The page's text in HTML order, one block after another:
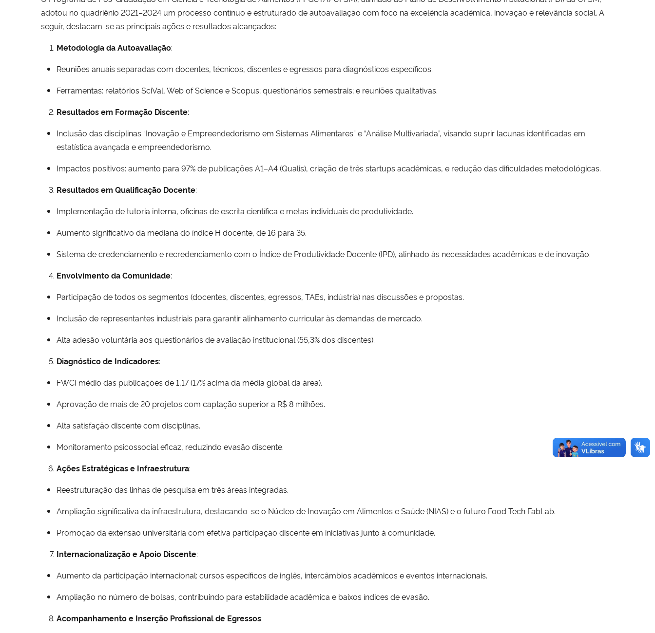
adotou no quadriênio 2021–2024 um processo contínuo e estruturado de autoavaliação com foco na excelência acadêmica, inovação e relevância social. A
seguir, destacam-se as principais ações e resultados alcançados:
Metodologia da Autoavaliação:
Reuniões anuais separadas com docentes, técnicos, discentes e egressos para diagnósticos específicos.
Ferramentas: relatórios SciVal, Web of Science e Scopus; questionários semestrais; e reuniões qualitativas.
Resultados em Formação Discente:
Inclusão das disciplinas “Inovação e Empreendedorismo em Sistemas Alimentares” e “Análise Multivariada”, visando suprir lacunas identificadas em
estatística avançada e empreendedorismo.
Impactos positivos: aumento para 97% de publicações A1–A4 (Qualis), criação de três startups acadêmicas, e redução das dificuldades metodológicas.
Resultados em Qualificação Docente:
Implementação de tutoria interna, oficinas de escrita científica e metas individuais de produtividade.
Aumento significativo da mediana do índice H docente, de 16 para 35.
Sistema de credenciamento e recredenciamento com o Índice de Produtividade Docente (IPD), alinhado às necessidades acadêmicas e de inovação.
Envolvimento da Comunidade:
Participação de todos os segmentos (docentes, discentes, egressos, TAEs, indústria) nas discussões e propostas.
Inclusão de representantes industriais para garantir alinhamento curricular às demandas de mercado.
Alta adesão voluntária aos questionários de avaliação institucional (55,3% dos discentes).
Diagnóstico de Indicadores:
FWCI médio das publicações de 1,17 (17% acima da média global da área).
Aprovação de mais de 20 projetos com captação superior a R$ 8 milhões.
Alta satisfação discente com disciplinas.
Monitoramento psicossocial eficaz, reduzindo evasão discente.
Ações Estratégicas e Infraestrutura:
Reestruturação das linhas de pesquisa em três áreas integradas.
Ampliação significativa da infraestrutura, destacando-se o Núcleo de Inovação em Alimentos e Saúde (NIAS) e o futuro Food Tech FabLab.
Promoção da extensão universitária com efetiva participação discente em iniciativas junto à comunidade.
Internacionalização e Apoio Discente:
Aumento da participação internacional: cursos específicos de inglês, intercâmbios acadêmicos e eventos internacionais.
Ampliação no número de bolsas, contribuindo para estabilidade acadêmica e baixos índices de evasão.
Acompanhamento e Inserção Profissional de Egressos: